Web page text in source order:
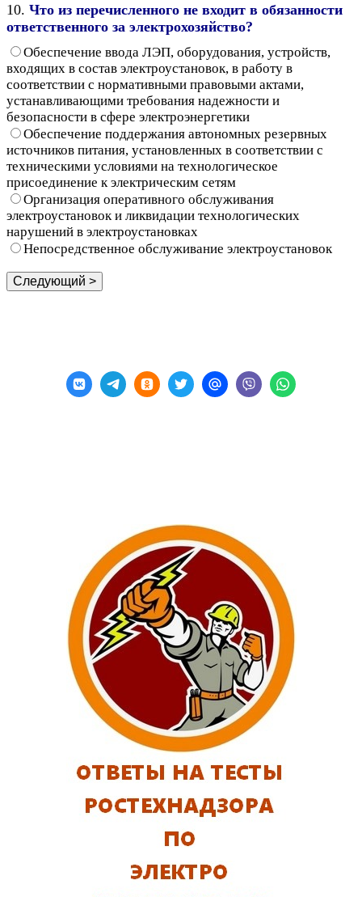
10. Что из перечисленного не входит в обязанности
ответственного за электрохозяйство?
Обеспечение ввода ЛЭП, оборудования, устройств,
входящих в состав электроустановок, в работу в
соответствии с нормативными правовыми актами,
устанавливающими требования надежности и
безопасности в сфере электроэнергетики
Обеспечение поддержания автономных резервных
источников питания, установленных в соответствии с
техническими условиями на технологическое
присоединение к электрическим сетям
Организация оперативного обслуживания
электроустановок и ликвидации технологических
нарушений в электроустановках
Непосредственное обслуживание электроустановок